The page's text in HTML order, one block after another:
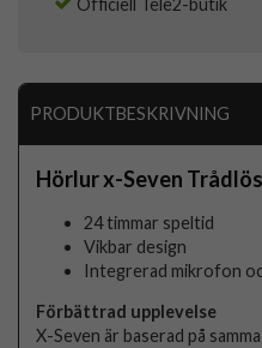
Officiell Tele2-butik
PRODUKTBESKRIVNING
Hörlur x-Seven
24 timmar speltid
Vikbar design
Integrerad mikrofon
Förbättrad upplevelse
X-Seven är baserad på